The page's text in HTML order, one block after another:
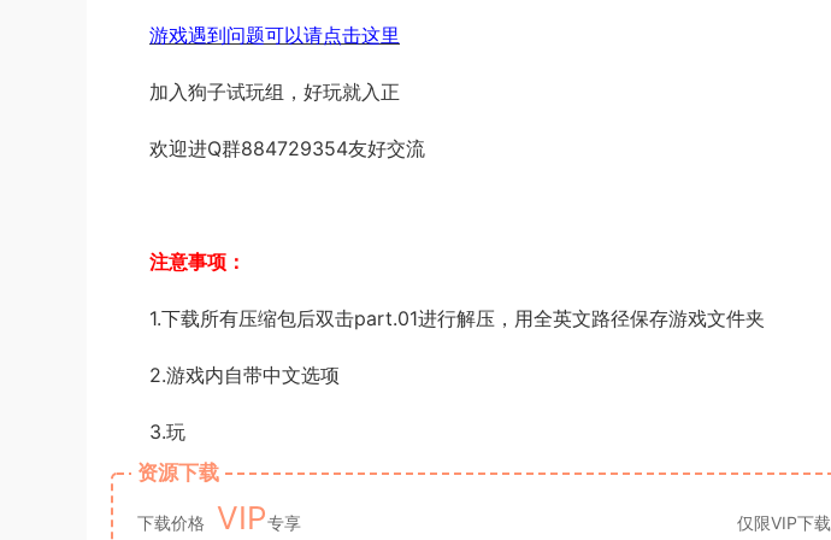
游戏遇到问题可以请点击这里
加入狗子试玩组，好玩就入正
欢迎进Q群884729354友好交流
注意事项：
1.下载所有压缩包后双击part.01进行解压，用全英文路径保存游戏文件夹
2.游戏内自带中文选项
3.玩
资源下载
下载价格 VIP专享 仅限VIP下载